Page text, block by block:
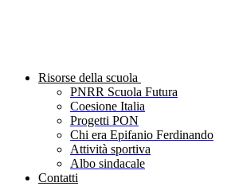
Risorse della scuola
PNRR Scuola Futura
Coesione Italia
Progetti PON
Chi era Epifanio Ferdinando
Attività sportiva
Albo sindacale
Contatti